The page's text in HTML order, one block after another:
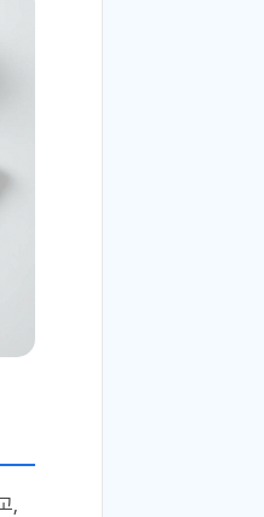
,